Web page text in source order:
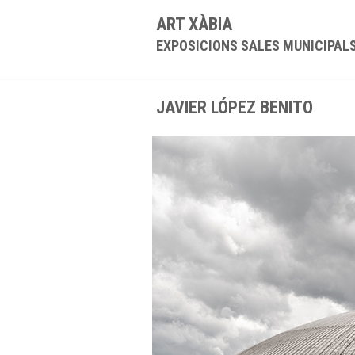
ART XÀBIA
EXPOSICIONS SALES
JAVIER LÓPEZ BENITO